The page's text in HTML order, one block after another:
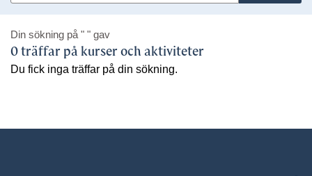
Din sökning på " " gav
0 träffar på kurser och aktiviteter
Du fick inga träffar på din sökning.